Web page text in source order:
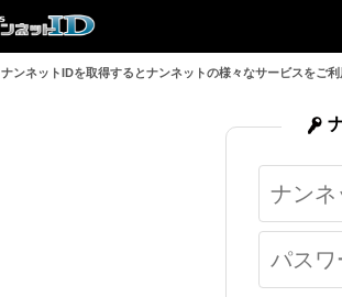
ナンネットIDを取得するとナンネットの様々なサービスをご